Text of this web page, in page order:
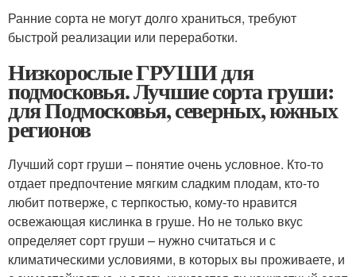
Ранние сорта не могут долго храниться, требуют
быстрой реализации или переработки.
Низкорослые ГРУШИ для
подмосковья. Лучшие сорта груши:
для Подмосковья, северных, южных
регионов
Лучший сорт груши – понятие очень условное. Кто-то
отдает предпочтение мягким сладким плодам, кто-то
любит потверже, с терпкостью, кому-то нравится
освежающая кислинка в груше. Но не только вкус
определяет сорт груши – нужно считаться и с
климатическими условиями, в которых вы проживаете, и